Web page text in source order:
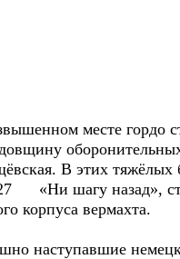
месте гордо
В этих тяжёлых
«Ни шагу назад»,
корпуса вермахта.
наступавшие